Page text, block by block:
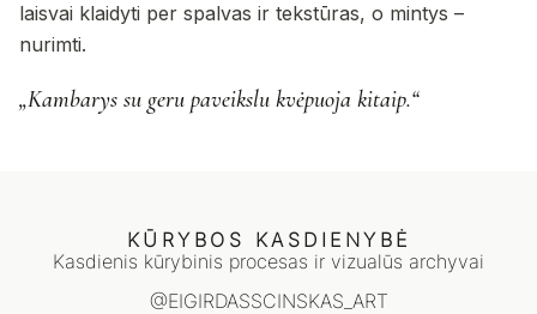
laisvai klaidyti per spalvas ir tekstūras, o mintys –
nurimti.
„Kambarys su geru paveikslu kvėpuoja kitaip.“
KŪRYBOS KASDIENYBĖ
Kasdienis kūrybinis procesas ir vizualūs archyvai
@EIGIRDASSCINSKAS_ART